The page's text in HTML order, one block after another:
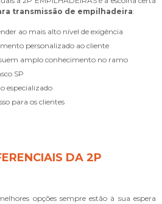
transmissão de empilhadeira:
ao mais alto nível de exigência
personalizado ao cliente
amplo conhecimento no ramo
SP
especializado
para os clientes
DA 2P
opções sempre estão à sua espera